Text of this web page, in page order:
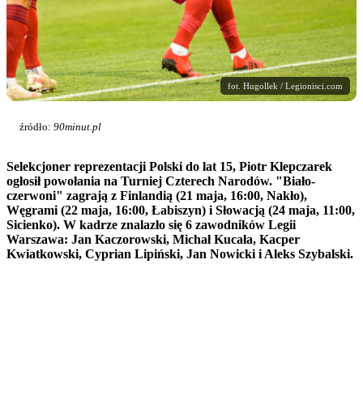
fot. Hugollek / Legionisci.com
źródło: 90minut.pl
Selekcjoner reprezentacji Polski do lat 15, Piotr Klepczarek
ogłosił powołania na Turniej Czterech Narodów. "Biało-
czerwoni" zagrają z Finlandią (21 maja, 16:00, Nakło),
Węgrami (22 maja, 16:00, Łabiszyn) i Słowacją (24 maja, 11:00,
Sicienko). W kadrze znalazło się 6 zawodników Legii
Warszawa: Jan Kaczorowski, Michał Kucała, Kacper
Kwiatkowski, Cyprian Lipiński, Jan Nowicki i Aleks Szybalski.